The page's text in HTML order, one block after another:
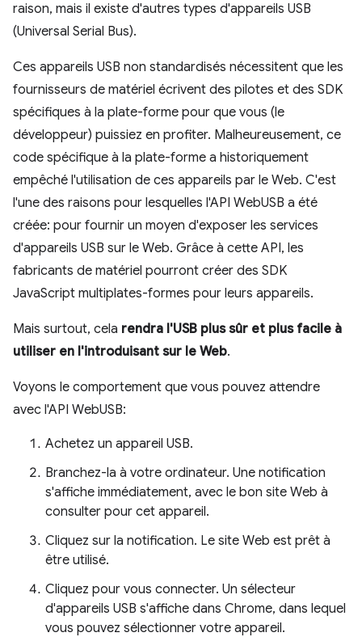
raison, mais il existe d'autres types d'appareils USB
(Universal Serial Bus).
Ces appareils USB non standardisés nécessitent que les
fournisseurs de matériel écrivent des pilotes et des SDK
spécifiques à la plate-forme pour que vous (le
développeur) puissiez en profiter. Malheureusement, ce
code spécifique à la plate-forme a historiquement
empêché l'utilisation de ces appareils par le Web. C'est
l'une des raisons pour lesquelles l'API WebUSB a été
créée: pour fournir un moyen d'exposer les services
d'appareils USB sur le Web. Grâce à cette API, les
fabricants de matériel pourront créer des SDK
JavaScript multiplates-formes pour leurs appareils.
Mais surtout, cela rendra l'USB plus sûr et plus facile à
utiliser en l'introduisant sur le Web.
Voyons le comportement que vous pouvez attendre
avec l'API WebUSB:
Achetez un appareil USB.
Branchez-la à votre ordinateur. Une notification
s'affiche immédiatement, avec le bon site Web à
consulter pour cet appareil.
Cliquez sur la notification. Le site Web est prêt à
être utilisé.
Cliquez pour vous connecter. Un sélecteur
d'appareils USB s'affiche dans Chrome, dans lequel
vous pouvez sélectionner votre appareil.